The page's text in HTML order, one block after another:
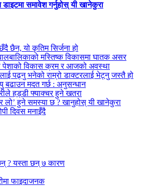
समावेश गर्नुहोस् यी खानेकुरा
छैन, यो कृतिम सिर्जना हो
मस्तिष्क विकासमा घातक असर
पेशाको विकास क्रम र आजको अवस्था
पढ्नु भनेको राम्रो डाक्टरलाई भेट्नु जस्तै हो
बढाउन मदत गर्छ : अनुसन्धान
हड्डी फ्याक्चर हुने खतरा
लो’ हुने समस्या छ ? खानुहोस् यी खानेकुरा
दिवस मनाइँदै
? यस्ता छन् ७ कारण
फाइदाजनक